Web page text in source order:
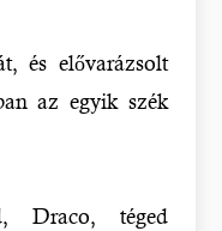
és elővarázsolt
az egyik szék
Draco, téged